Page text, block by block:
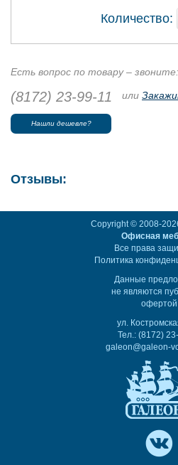
Количество:
Есть вопрос по товару – звоните:
(8172) 23-99-11 или
Нашли дешевле?
Отзывы:
Copyright © 2008-
Офисная
Все права
Политика
Данные
не являются
офертой
ул.
Тел.: (8172)
galeon@galeon-